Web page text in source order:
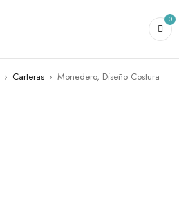
0
› Carteras › Monedero, Diseño Costura